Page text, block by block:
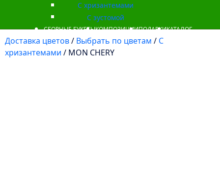
С хризантемами
С эустомой
СБОРНЫЕ БУКЕТЫКОМПОЗИЦИИПОДАРКИКАТАЛОГ
Доставка цветов/ Выбрать по цветам / С
хризантемами / MON CHERY